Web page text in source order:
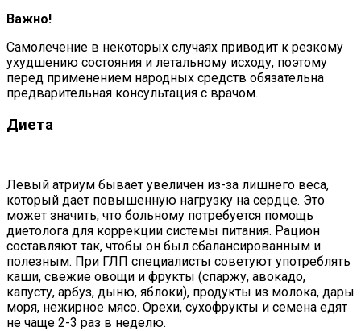
Важно!
Самолечение в некоторых случаях приводит к резкому
ухудшению состояния и летальному исходу, поэтому
перед применением народных средств обязательна
предварительная консультация с врачом.
Диета
Левый атриум бывает увеличен из-за лишнего веса,
который дает повышенную нагрузку на сердце. Это
может значить, что больному потребуется помощь
диетолога для коррекции системы питания. Рацион
составляют так, чтобы он был сбалансированным и
полезным. При ГЛП специалисты советуют употреблять
каши, свежие овощи и фрукты (спаржу, авокадо,
капусту, арбуз, дыню, яблоки), продукты из молока, дары
моря, нежирное мясо. Орехи, сухофрукты и семена едят
не чаще 2-3 раз в неделю.